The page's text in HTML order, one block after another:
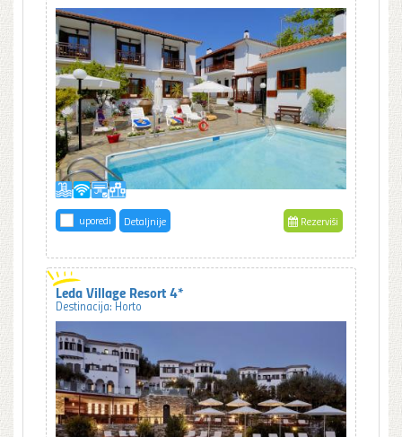
uporedi Detaljnije Rezerviši
Leda Village Resort 4*
Destinacija: Horto